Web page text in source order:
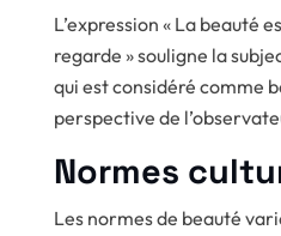
L’expression « La beauté
regarde » souligne la
qui est considéré comme
perspective de
Normes
Les normes de beauté